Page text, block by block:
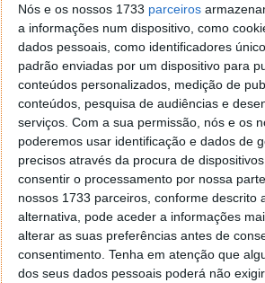
Nós e os nossos 1733 parceiros
a informações num dispositivo, como
dados pessoais, como identificadores
padrão enviadas por um dispositivo para
conteúdos personalizados, medição de
conteúdos, pesquisa de audiências e
serviços. Com a sua permissão, nós e os
poderemos usar identificação e dados de
precisos através da procura de
consentir o processamento por nossa
nossos 1733 parceiros, conforme descrito
alternativa, pode aceder a informações
alterar as suas preferências antes de
consentimento. Tenha em atenção que
dos seus dados pessoais poderá não
Internet vai parar?
Edge chegam à versão 100
os problemas
18 FEV 2022·BROWSERS
A informação não é nova, mas
proporção muito maior e a afetar
para além do Chrome. A chegada
dos browsers mais usados promete
e até limitar o acesso a muitos